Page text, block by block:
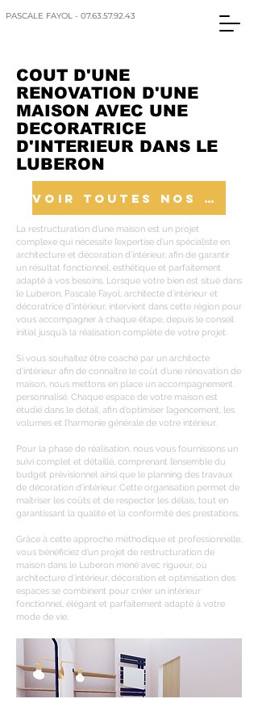
PASCALE FAYOL - 07.63.57.92.43
COUT D'UNE
RENOVATION D'UNE
MAISON AVEC UNE
DECORATRICE
D'INTERIEUR DANS LE
LUBERON
VOIR TOUTES NOS REALISATIONS
La restructuration d’une maison est un projet
complexe qui nécessite l’expertise d’un spécialiste en
architecture et décoration d’intérieur, afin de garantir
un résultat fonctionnel, esthétique et parfaitement
adapté à vos besoins. Lorsque votre bien est situé dans
le Luberon, Pascale Fayol, architecte d’intérieur et
décoratrice d’intérieur, intervient dans cette région pour
vous accompagner à chaque étape, depuis le conseil
initial jusqu’à la réalisation complète de votre projet.
Si vous souhaitez être coaché par un architecte
d’intérieur afin de connaître le coût d’une rénovation de
maison, nous mettons en place un accompagnement
personnalisé. Chaque espace de votre maison est
étudié dans le détail, afin d’optimiser l’agencement, les
volumes et l’harmonie générale de votre intérieur.
Pour la phase de réalisation, nous vous fournissons un
suivi complet et détaillé, comprenant l’ensemble du
budget prévisionnel ainsi que le planning des travaux
de décoration d’intérieur. Cette organisation permet de
maîtriser les coûts et de respecter les délais, tout en
garantissant la qualité et la conformité des prestations.
Grâce à cette approche méthodique et professionnelle,
vous bénéficiez d’un projet de restructuration de
maison dans le Luberon mené avec rigueur, où
architecture d’intérieur, décoration et optimisation des
espaces se combinent pour créer un intérieur
fonctionnel, élégant et parfaitement adapté à votre
mode de vie.